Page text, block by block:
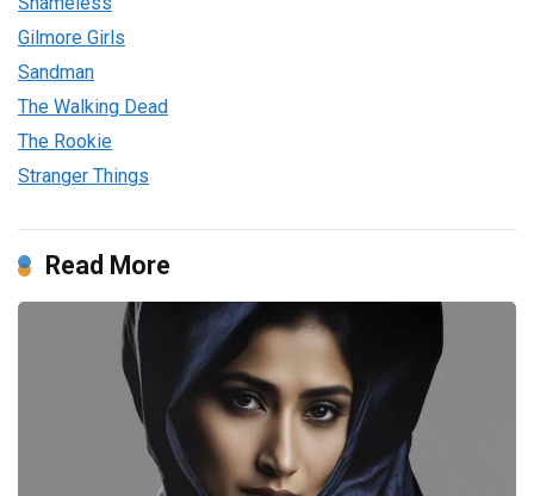
Gilmore Girls
Sandman
The Walking Dead
The Rookie
Stranger Things
Read More